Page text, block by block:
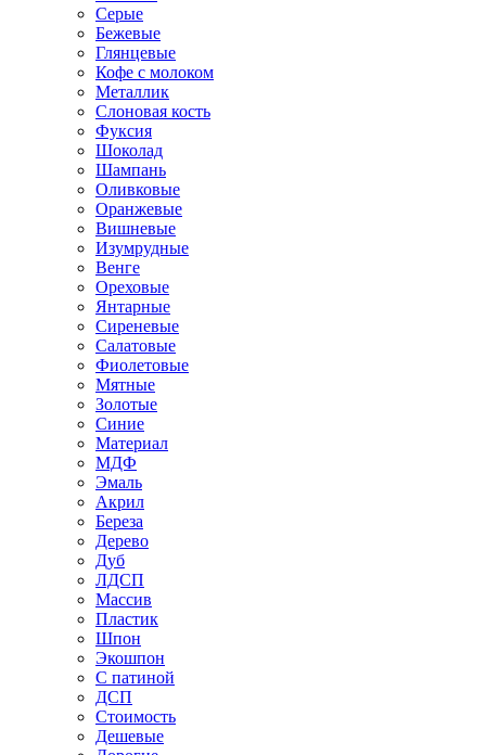
Серые
Бежевые
Глянцевые
Кофе с молоком
Металлик
Слоновая кость
Фуксия
Шоколад
Шампань
Оливковые
Оранжевые
Вишневые
Изумрудные
Венге
Ореховые
Янтарные
Сиреневые
Салатовые
Фиолетовые
Мятные
Золотые
Синие
Материал
МДФ
Эмаль
Акрил
Береза
Дерево
Дуб
ЛДСП
Массив
Пластик
Шпон
Экошпон
С патиной
ДСП
Стоимость
Дешевые